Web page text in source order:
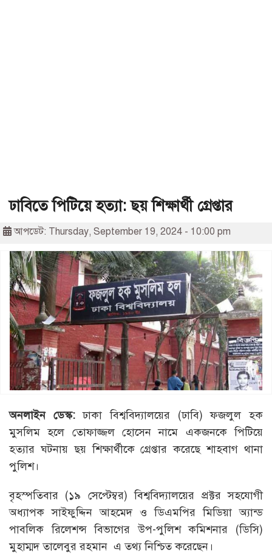
ঢাবিতে পিটিয়ে হত্যা: ছয় শিক্ষার্থী গ্রেপ্তার
আপডেট: Thursday, September 19, 2024 - 10:00 pm
অনলাইন ডেস্ক:ঢাকা বিশ্ববিদ্যালয়ের (ঢাবি) ফজলুল হক
মুসলিম হলে তোফাজ্জল হোসেন নামে একজনকে পিটিয়ে
হত্যার ঘটনায় ছয় শিক্ষার্থীকে গ্রেপ্তার করেছে শাহবাগ থানা
পুলিশ।
বৃহস্পতিবার (১৯ সেপ্টেম্বর) বিশ্ববিদ্যালয়ের প্রক্টর সহযোগী
অধ্যাপক সাইফুদ্দিন আহমেদ ও ডিএমপির মিডিয়া অ্যান্ড
পাবলিক রিলেশন্স বিভাগের উপ-পুলিশ কমিশনার (ডিসি)
মুহাম্মদ তালেবুর রহমান এ তথ্য নিশ্চিত করেছেন।